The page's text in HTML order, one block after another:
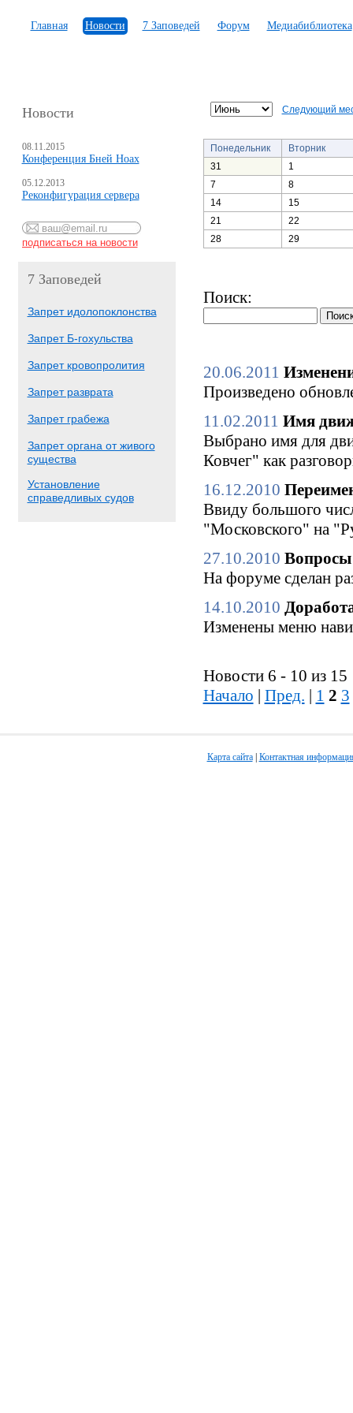
Главная Новости 7 Заповедей Форум Медиабиблиотека
Новости
08.11.2015
Конференция Бней Ноах
05.12.2013
Реконфигурация сервера
7 Заповедей
Запрет идолопоклонства
Запрет Б-гохульства
Запрет кровопролития
Запрет разврата
Запрет грабежа
Запрет органа от живого
существа
Установление
справедливых судов
Следующий
Понедельник
Вторник
31
1
7
8
14
15
21
22
28
29
Поиск:
20.06.2011
Произведено
11.02.2011 Имя
Выбрано имя для
Ковчег" как
16.12.2010
Ввиду большого
"Московского" на
27.10.2010 Вопросы
На форуме сделан
14.10.2010
Изменены меню
Новости 6 - 10 из 15
Начало | Пред. | 1 2 3
Карта сайта| Контактная